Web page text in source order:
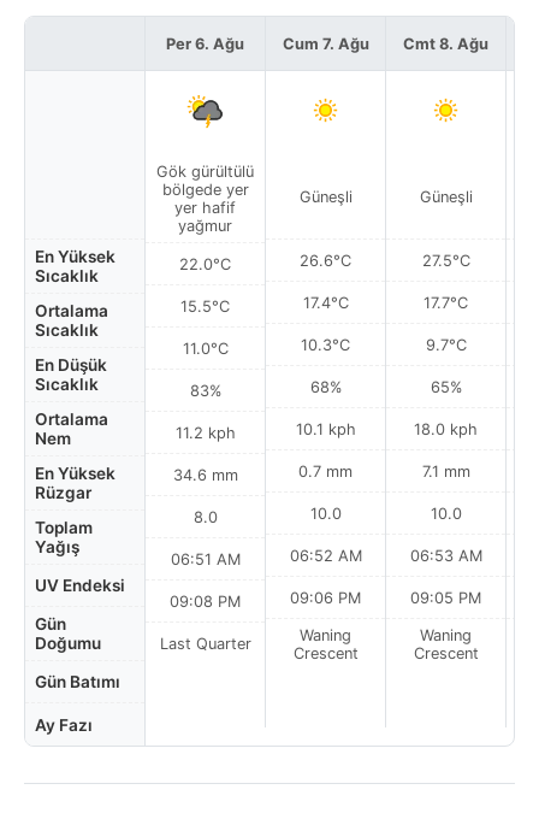
En Yüksek
Sıcaklık
Ortalama
Sıcaklık
En Düşük
Sıcaklık
Ortalama
Nem
En Yüksek
Rüzgar
Toplam
Yağış
UV Endeksi
Gün
Doğumu
Gün Batımı
Ay Fazı
Per 6. Ağu
Gök gürültülü
bölgede yer
yer hafif
yağmur
22.0°C
15.5°C
11.0°C
83%
11.2 kph
34.6 mm
8.0
06:51 AM
09:08 PM
Last Quarter
Cum 7. Ağu
Güneşli
26.6°C
17.4°C
10.3°C
68%
10.1 kph
0.7 mm
10.0
06:52 AM
09:06 PM
Waning
Crescent
Cmt 8. Ağu
Güneşli
27.5°C
17.7°C
9.7°C
65%
18.0 kph
7.1 mm
10.0
06:53 AM
09:05 PM
Waning
Crescent